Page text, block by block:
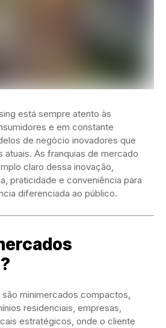
está sempre atento às
e em constante
de negócio inovadores que
atuais. As franquias de mercado
claro dessa inovação,
praticidade e conveniência para
diferenciada ao público.
minimercados compactos,
residenciais, empresas,
estratégicos, onde o cliente